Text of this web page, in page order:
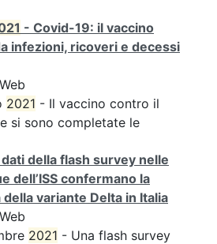
- Covid-19: il vaccino
infezioni, ricoveri e decessi
2021 - Il vaccino contro il
si sono completate le
dati della flash survey nelle
dell’ISS confermano la
variante Delta in Italia
2021 - Una flash survey